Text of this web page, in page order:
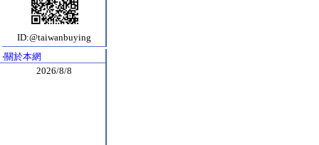
ID:@taiwanbuying
‧關於本網
2026/8/8